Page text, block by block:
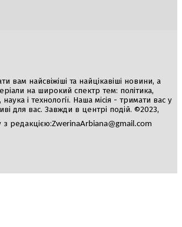
вам найсвіжіші та найцікавіші новини, а
на широкий спектр тем: політика,
і технології. Наша місія - тримати вас у
для вас. Завжди в центрі подій. ©2023,
з редакцією:ZwerinaArbiana@gmail.com